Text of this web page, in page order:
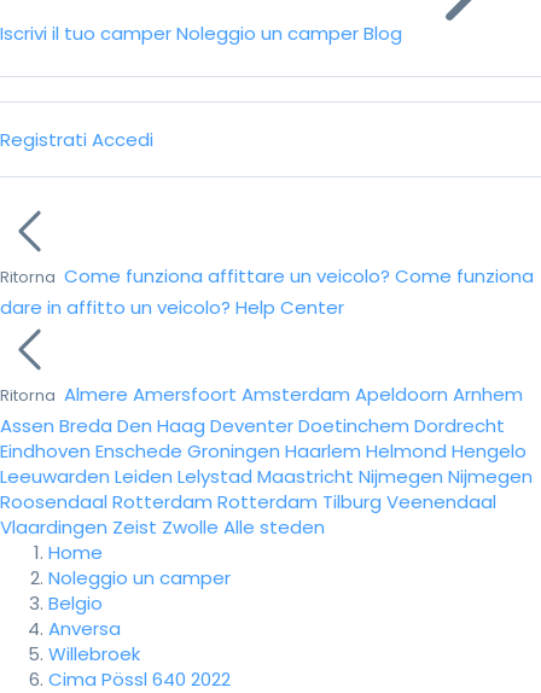
Iscrivi il tuo camperNoleggio un camperBlog
Registrati Accedi
Ritorna Come funziona affittare un veicolo? Come funziona
dare in affitto un veicolo? Help Center
Ritorna Almere Amersfoort Amsterdam Apeldoorn Arnhem
Assen Breda Den Haag DeventerDoetinchem Dordrecht
Eindhoven Enschede Groningen Haarlem Helmond Hengelo
Leeuwarden Leiden Lelystad Maastricht Nijmegen Nijmegen
Roosendaal Rotterdam Rotterdam Tilburg Veenendaal
Vlaardingen Zeist Zwolle Alle steden
Home
Noleggio un camper
Belgio
Anversa
Willebroek
Cima Pössl 640 2022